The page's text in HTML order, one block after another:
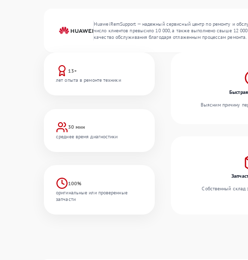
HuaweiRemSupport — надежный сервисный центр по ремонту и
число клиентов превысило 10 000, а также выполнено свыше 12
качество обслуживания благодаря отлаженным процессам ремонта.
13+
лет опыта в ремонте техники
30 мин
среднее время диагностики
100%
оригинальные или проверенные
запчасти
Выясним причину
Собственный склад